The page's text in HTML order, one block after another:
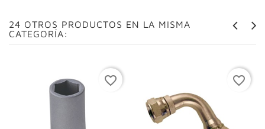
24 OTROS PRODUCTOS EN LA MISMA
CATEGORÍA:
favorite_border favorite_border